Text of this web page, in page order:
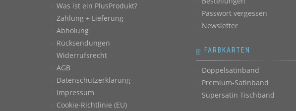
Was ist ein PlusProdukt?
Zahlung + Lieferung
Abholung
Rücksendungen
Widerrufsrecht
AGB
Datenschutzerklärung
Impressum
Cookie-Richtlinie (EU)
Passwort vergessen
Newsletter
ஐ FARBKARTEN
Doppelsatinband
Premium-Satinband
Supersatin Tischband